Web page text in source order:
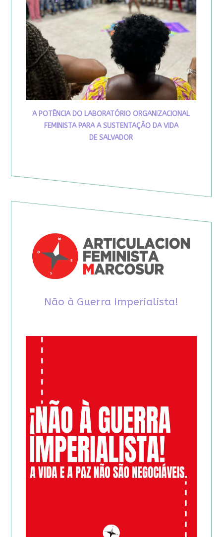
A POTÊNCIA DO LABORATÓRIO ORGANIZACIONAL
FEMINISTA PARA A SUSTENTAÇÃO DA VIDA
DE SALVADOR
Não à Guerra Imperialista!